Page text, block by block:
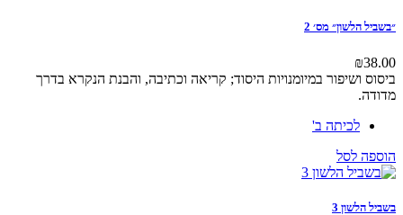
מס׳ 2
₪
במיומנויות היסוד; קריאה וכתיבה, והבנת הנקרא בדרך
לכיתה ב'
לסל
3